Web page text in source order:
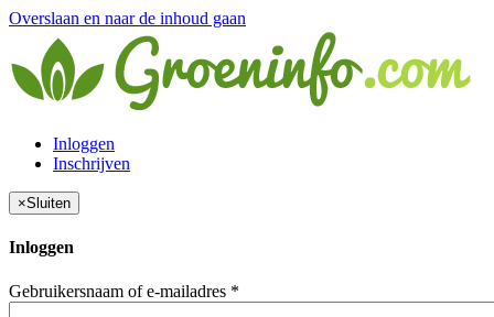
Overslaan en naar de inhoud gaan
Inloggen
Inschrijven
×Sluiten
Inloggen
Gebruikersnaam of e-mailadres *